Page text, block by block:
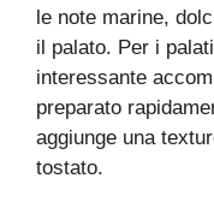
le note marine,
il palato. Per i
interessante
preparato
aggiunge una
tostato.